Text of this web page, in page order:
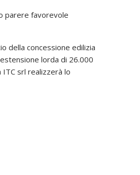
parere favorevole
della concessione edilizia
lorda di 26.000
srl realizzerà lo